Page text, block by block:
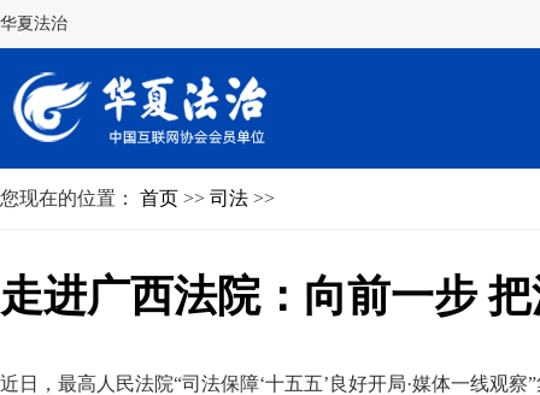
华夏法治
您现在的位置： 首页 >> 司法 >>
走进广西法院：向前一步
近日 ， 最高人民法院“司法保障‘十五五’良好开局·媒体一线观